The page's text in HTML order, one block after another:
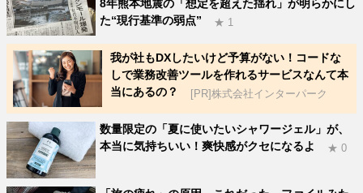
8年熊本地震の「想定を超えた揺れ」が明らかにし
た“現行基準の弱点”
★ 1
我が社もDXしたいけど予算がない！コードな
しで業務改善ツールを作れるサービスなんて本
当にあるの？
[PR]株式会社インターパーク
数量限定の「夏に使いたいシャワージェル」が、
本当に気持ちいい！爽快感がクセになるよ
★ 0